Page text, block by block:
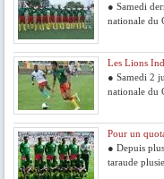
● Samedi
nationale du
Les Lions
● Samedi 2
nationale du
Pour un
● Depuis
taraude